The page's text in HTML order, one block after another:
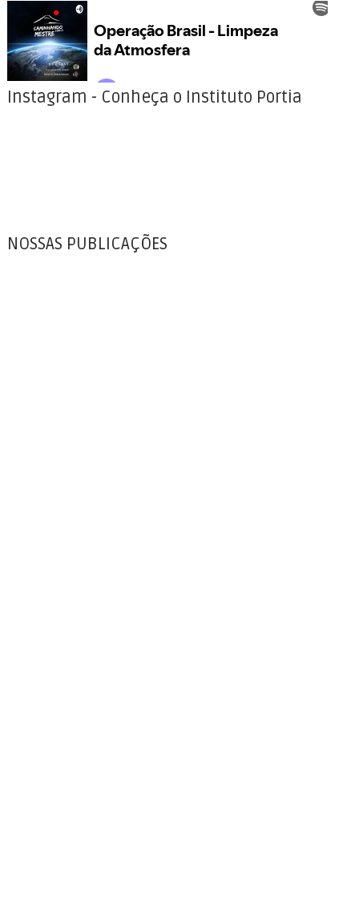
Instagram - Conheça o Instituto Portia
NOSSAS PUBLICAÇÕES